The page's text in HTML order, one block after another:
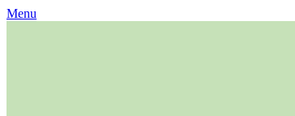
Skip
Menu